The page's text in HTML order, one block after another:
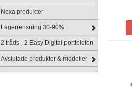
Nexa produkter
Lagerrensning 30-90%
2 tråds-, 2 Easy Digital porttelefon
Avslutade produkter & modeller